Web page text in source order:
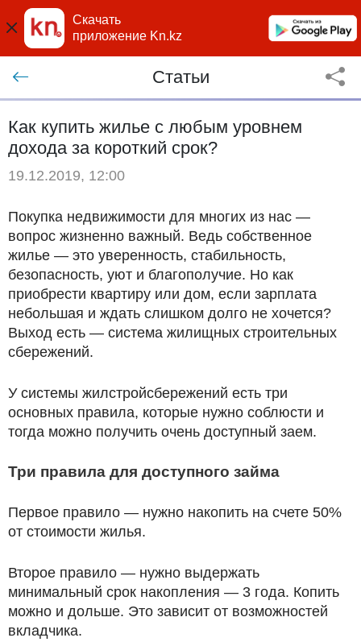
Скачать
приложение Kn.kz
Статьи
Как купить жилье с любым уровнем
дохода за короткий срок?
19.12.2019, 12:00
Покупка недвижимости для многих из нас —
вопрос жизненно важный. Ведь собственное
жилье — это уверенность, стабильность,
безопасность, уют и благополучие. Но как
приобрести квартиру или дом, если зарплата
небольшая и ждать слишком долго не хочется?
Выход есть — система жилищных строительных
сбережений.
У системы жилстройсбережений есть три
основных правила, которые нужно соблюсти и
тогда можно получить очень доступный заем.
Три правила для доступного займа
Первое правило — нужно накопить на счете 50%
от стоимости жилья.
Второе правило — нужно выдержать
минимальный срок накопления — 3 года. Копить
можно и дольше. Это зависит от возможностей
вкладчика.